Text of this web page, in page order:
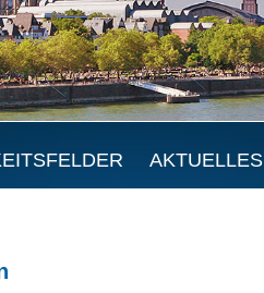
AKTUELLES